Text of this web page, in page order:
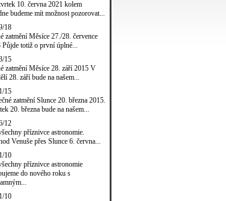
10. června 2021 kolem
budeme mít možnost pozorovat...
18
zatmění Měsíce 27./28. července
Půjde totiž o první úplné...
15
zatmění Měsíce 28. září 2015 V
28. září bude na našem...
15
zatmění Slunce 20. března 2015.
20. března bude na našem...
12
příznivce astronomie.
Venuše přes Slunce 6. června...
10
příznivce astronomie
do nového roku s
10